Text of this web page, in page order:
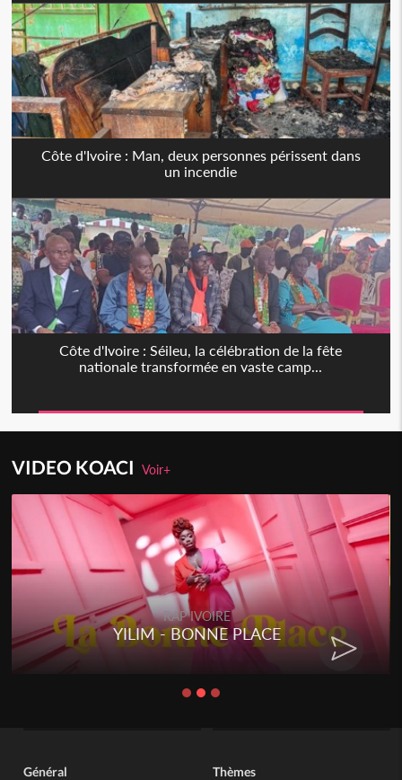
Côte d'Ivoire : Man, deux personnes périssent dans
un incendie
Côte d'Ivoire : Séileu, la célébration de la fête
nationale transformée en vaste camp...
VIDEO KOACIVoir+
RAP IVOIRE
YILIM - BONNE PLACE
Général Thèmes